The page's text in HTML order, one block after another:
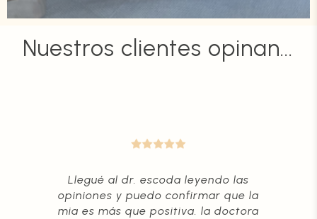
Nuestros clientes opinan...
Llegué al dr. escoda leyendo las
opiniones y puedo confirmar que la
mia es más que positiva. la doctora